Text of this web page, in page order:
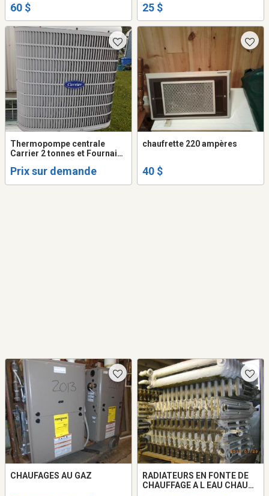
60 $ 25 $
Thermopompe centrale
Carrier 2 tonnes et Fournaise
Prix sur demande
chaufrette 220 ampères
40 $
CHAUFAGES AU GAZ
RADIATEURS EN FONTE DE
CHAUFFAGE A L EAU CHAUDE